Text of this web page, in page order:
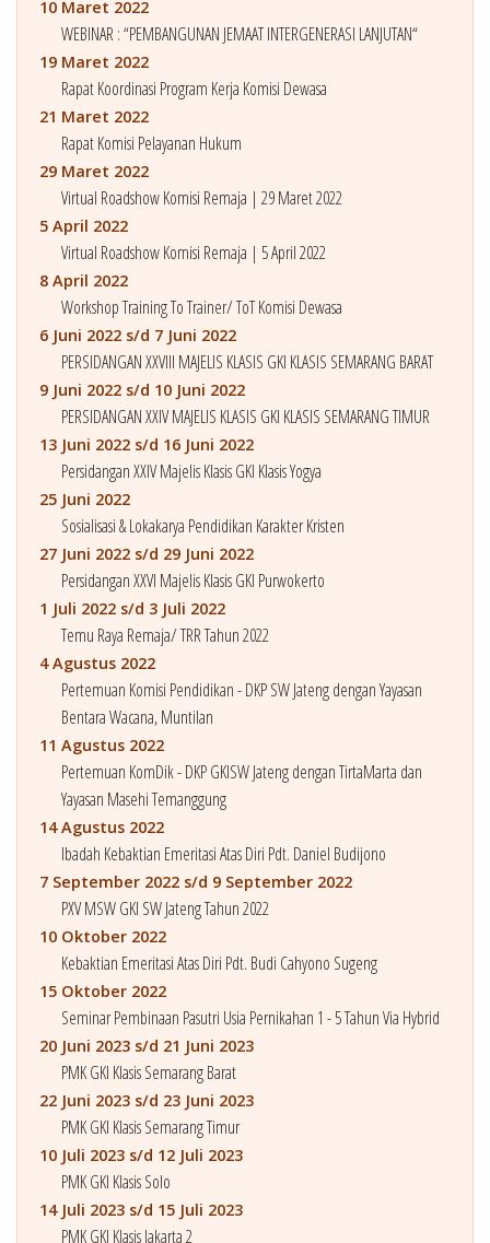
10 Maret 2022
WEBINAR : “PEMBANGUNAN JEMAAT INTERGENERASI LANJUTAN“
19 Maret 2022
Rapat Koordinasi Program Kerja Komisi Dewasa
21 Maret 2022
Rapat Komisi Pelayanan Hukum
29 Maret 2022
Virtual Roadshow Komisi Remaja | 29 Maret 2022
5 April 2022
Virtual Roadshow Komisi Remaja | 5 April 2022
8 April 2022
Workshop Training To Trainer/ ToT Komisi Dewasa
6 Juni 2022 s/d 7 Juni 2022
PERSIDANGAN XXVIII MAJELIS KLASIS GKI KLASIS SEMARANG BARAT
9 Juni 2022 s/d 10 Juni 2022
PERSIDANGAN XXIV MAJELIS KLASIS GKI KLASIS SEMARANG TIMUR
13 Juni 2022 s/d 16 Juni 2022
Persidangan XXIV Majelis Klasis GKI Klasis Yogya
25 Juni 2022
Sosialisasi & Lokakarya Pendidikan Karakter Kristen
27 Juni 2022 s/d 29 Juni 2022
Persidangan XXVI Majelis Klasis GKI Purwokerto
1 Juli 2022 s/d 3 Juli 2022
Temu Raya Remaja/ TRR Tahun 2022
4 Agustus 2022
Pertemuan Komisi Pendidikan - DKP SW Jateng dengan Yayasan
Bentara Wacana, Muntilan
11 Agustus 2022
Pertemuan KomDik - DKP GKISW Jateng dengan TirtaMarta dan
Yayasan Masehi Temanggung
14 Agustus 2022
Ibadah Kebaktian Emeritasi Atas Diri Pdt. Daniel Budijono
7 September 2022 s/d 9 September 2022
PXV MSW GKI SW Jateng Tahun 2022
10 Oktober 2022
Kebaktian Emeritasi Atas Diri Pdt. Budi Cahyono Sugeng
15 Oktober 2022
Seminar Pembinaan Pasutri Usia Pernikahan 1 - 5 Tahun Via Hybrid
20 Juni 2023 s/d 21 Juni 2023
PMK GKI Klasis Semarang Barat
22 Juni 2023 s/d 23 Juni 2023
PMK GKI Klasis Semarang Timur
10 Juli 2023 s/d 12 Juli 2023
PMK GKI Klasis Solo
14 Juli 2023 s/d 15 Juli 2023
PMK GKI Klasis Jakarta 2